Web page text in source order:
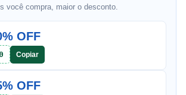
você compra, maior o desconto.
OFF
Copiar
OFF